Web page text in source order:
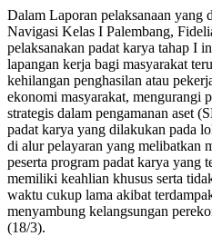
Dalam Laporan pelaksanaan
Navigasi Kelas I Palembang,
pelaksanakan padat karya tahap I
lapangan kerja bagi masyarakat
kehilangan penghasilan atau
ekonomi masyarakat, mengurangi
strategis dalam pengamanan aset
padat karya yang dilakukan pada
di alur pelayaran yang melibatkan
peserta program padat karya yang
memiliki keahlian khusus serta
waktu cukup lama akibat
menyambung kelangsungan
(18/3).